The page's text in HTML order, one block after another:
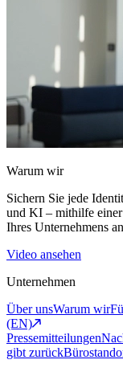
Warum wir
Sichern Sie jede
und KI – mithilfe
Ihres Unternehmens
Video ansehen
Unternehmen
Über unsWarum wir
(EN)
Pressemitteilungen
gibt zurück